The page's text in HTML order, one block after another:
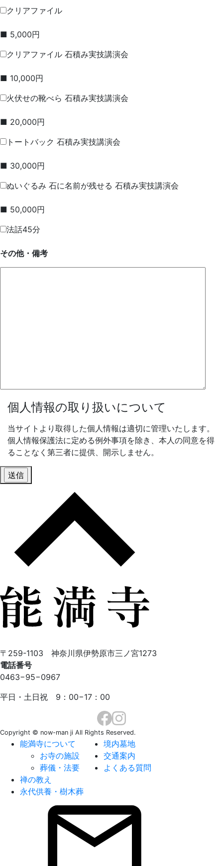
クリアファイル
■ 5,000円
クリアファイル 石積み実技講演会
■ 10,000円
火伏せの靴べら 石積み実技講演会
■ 20,000円
トートバック 石積み実技講演会
■ 30,000円
ぬいぐるみ 石に名前が残せる 石積み実技講演会
■ 50,000円
法話45分
その他・備考
個人情報の取り扱いについて
当サイトより取得した個人情報は適切に管理いたします。
個人情報保護法に定める例外事項を除き、本人の同意を得
ることなく第三者に提供、開示しません。
〒259-1103 神奈川県伊勢原市三ノ宮1273
電話番号
0463−95−0967
平日・土日祝 9：00−17：00
Copyright © now-man ji All Rights Reserved.
能満寺について
お寺の施設
葬儀・法要
禅の教え
永代供養・樹木葬
境内墓地
交通案内
よくある質問